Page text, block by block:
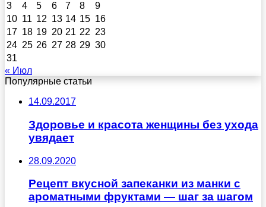
3
4 5 6 7 8
9
10 11 12 13 14 15 16
17 18 19 20 21 22 23
24 25 26 27 28 29 30
31
« Июл
Популярные статьи
14.09.2017
Здоровье и красота женщины без ухода
увядает
28.09.2020
Рецепт вкусной запеканки из манки с
ароматными фруктами — шаг за шагом